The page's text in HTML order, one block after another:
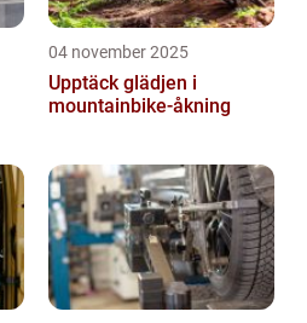
04 november 2025
Upptäck glädjen i
mountainbike-åkning